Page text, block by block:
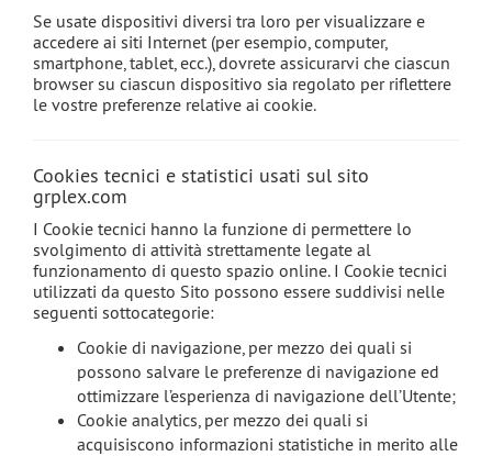
Se usate dispositivi diversi tra loro per visualizzare e
accedere ai siti Internet (per esempio, computer,
smartphone, tablet, ecc.), dovrete assicurarvi che ciascun
browser su ciascun dispositivo sia regolato per riflettere
le vostre preferenze relative ai cookie.
Cookies tecnici e statistici usati sul sito
grplex.com
I Cookie tecnici hanno la funzione di permettere lo
svolgimento di attività strettamente legate al
funzionamento di questo spazio online. I Cookie tecnici
utilizzati da questo Sito possono essere suddivisi nelle
seguenti sottocategorie:
Cookie di navigazione, per mezzo dei quali si
possono salvare le preferenze di navigazione ed
ottimizzare l’esperienza di navigazione dell’Utente;
Cookie analytics, per mezzo dei quali si
acquisiscono informazioni statistiche in merito alle